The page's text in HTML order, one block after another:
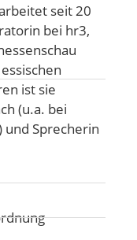
seit 20
bei hr3,
ist sie
(u.a. bei
und Sprecherin